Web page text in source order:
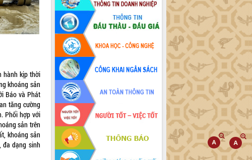
hành kịp thời
khoáng sản
Báo và Phát
tăng cường
Phối hợp với
sản trên
khoáng sản
đa dạng sinh